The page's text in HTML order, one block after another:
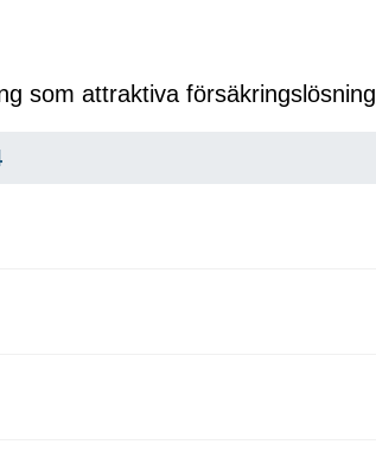
som attraktiva försäkringslösning